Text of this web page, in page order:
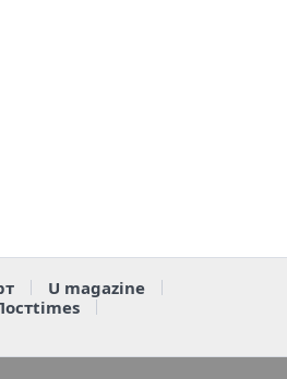
U magazine